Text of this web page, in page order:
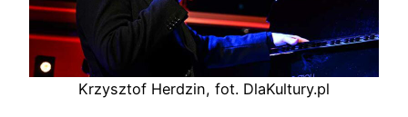
Krzysztof Herdzin, fot. DlaKultury.pl